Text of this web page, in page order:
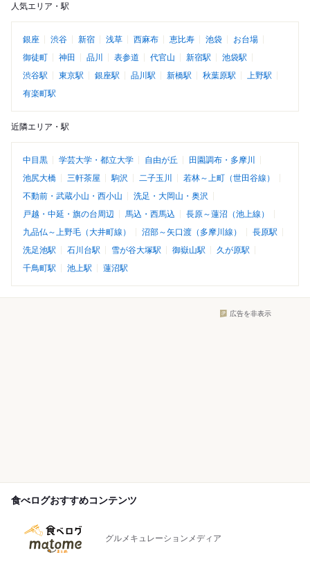
人気エリア・駅
銀座 渋谷 新宿 浅草 西麻布 恵比寿 池袋
お台場
御徒町
神田 品川 表参道 代官山 新宿駅
池袋駅
渋谷駅
東京駅 銀座駅 品川駅 新橋駅 秋葉原駅
上野駅
有楽町駅
近隣エリア・駅
中目黒 学芸大学・都立大学 自由が丘
田園調布・多摩川
池尻大橋
三軒茶屋 駒沢 二子玉川
若林～上町（世田谷線）
不動前・武蔵小山・西小山
洗足・大岡山・奥沢
戸越・中延・旗の台周辺
馬込・西馬込
長原～蓮沼（池上線）
九品仏～上野毛（大井町線）
沼部～矢口渡（多摩川線）
長原駅
洗足池駅
石川台駅 雪が谷大塚駅 御嶽山駅
久が原駅
千鳥町駅
池上駅 蓮沼駅
広告を非表示
食べログおすすめコンテンツ
グルメキュレーションメディア